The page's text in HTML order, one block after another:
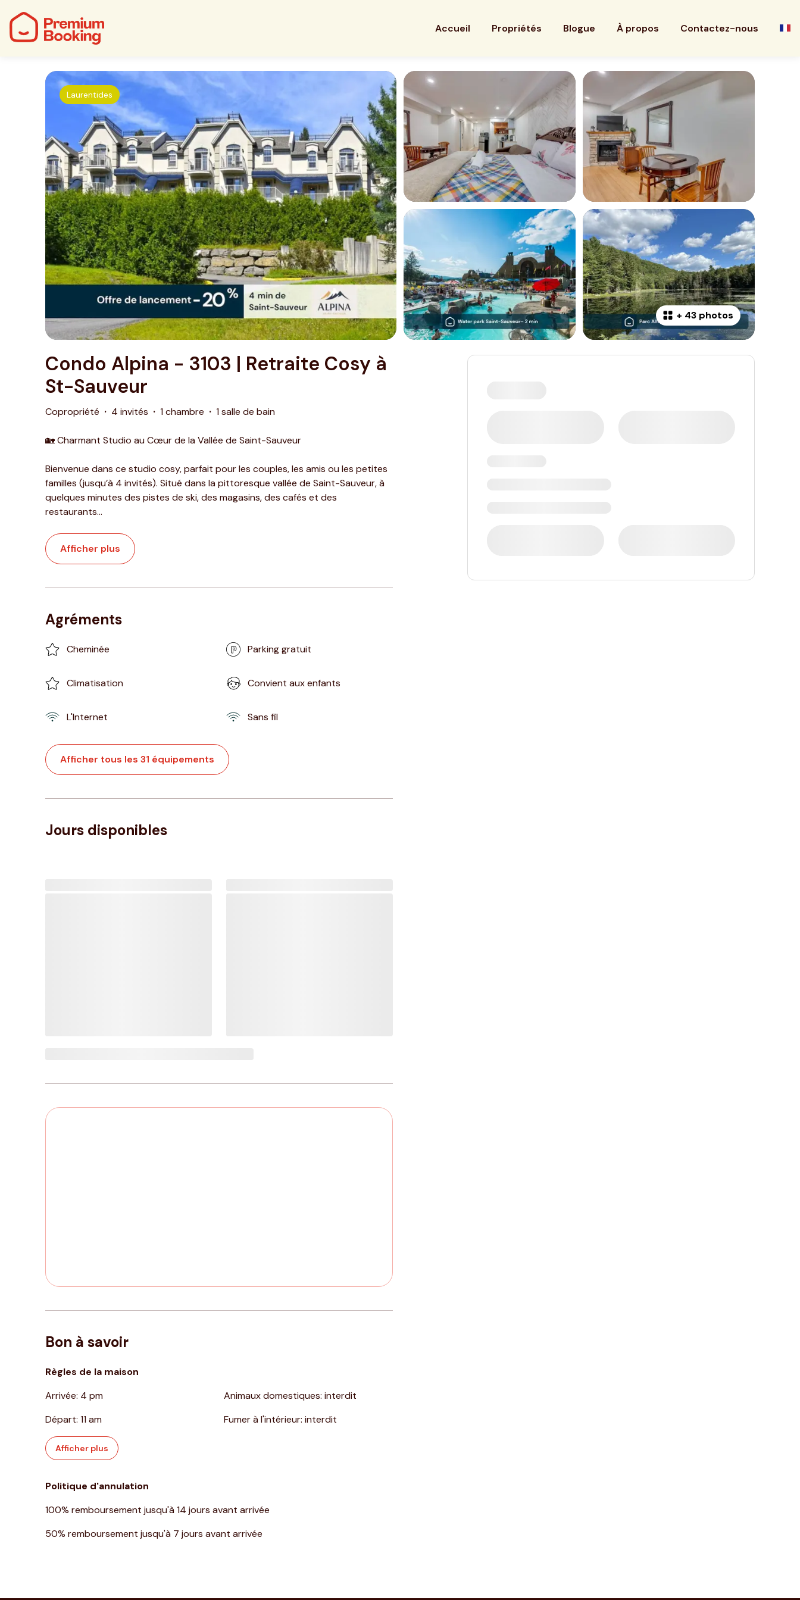
Accueil Propriétés Blogue À propos Contactez-nous
+ 43 photos
Laurentides
Condo Alpina - 3103 | Retraite Cosy à
St-Sauveur
Copropriété · 4 invités · 1 chambre · 1 salle de bain
🏡 Charmant Studio au Cœur de la Vallée de Saint-Sauveur
Bienvenue dans ce studio cosy, parfait pour les couples, les amis ou les petites
familles (jusqu’à 4 invités). Situé dans la pittoresque vallée de Saint-Sauveur, à
quelques minutes des pistes de ski, des magasins, des cafés et des
restaurants...
Afficher plus
Agréments
Cheminée Parking gratuit
Climatisation Convient aux enfants
L'Internet Sans fil
Afficher tous les 31 équipements
Jours disponibles
Bon à savoir
Règles de la maison
Arrivée: 4 pm
Départ: 11 am
Animaux domestiques: interdit
Fumer à l'intérieur: interdit
Afficher plus
Politique d'annulation
100% remboursement jusqu'à14 jours avant arrivée
50% remboursement jusqu'à 7 jours avant arrivée